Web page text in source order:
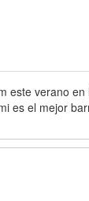
este verano
es el mejor